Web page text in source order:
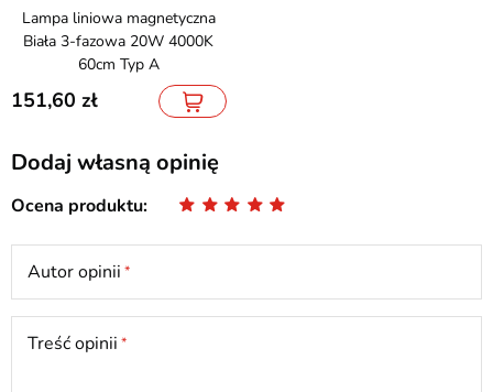
Lampa liniowa magnetyczna
Biała 3-fazowa 20W 4000K
60cm Typ A
151,60
Dodaj własną opinię
Ocena produktu
Autor opinii
Treść opinii